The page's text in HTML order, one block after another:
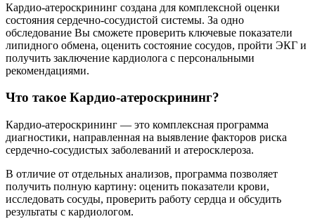
Кардио-атероскрининг создана для комплексной оценки
состояния сердечно-сосудистой системы. За одно
обследование Вы сможете проверить ключевые показатели
липидного обмена, оценить состояние сосудов, пройти ЭКГ и
получить заключение кардиолога с персональными
рекомендациями.
Что такое Кардио-атероскрининг?
Кардио-атероскрининг — это комплексная программа
диагностики, направленная на выявление факторов риска
сердечно-сосудистых заболеваний и атеросклероза.
В отличие от отдельных анализов, программа позволяет
получить полную картину: оценить показатели крови,
исследовать сосуды, проверить работу сердца и обсудить
результаты с кардиологом.